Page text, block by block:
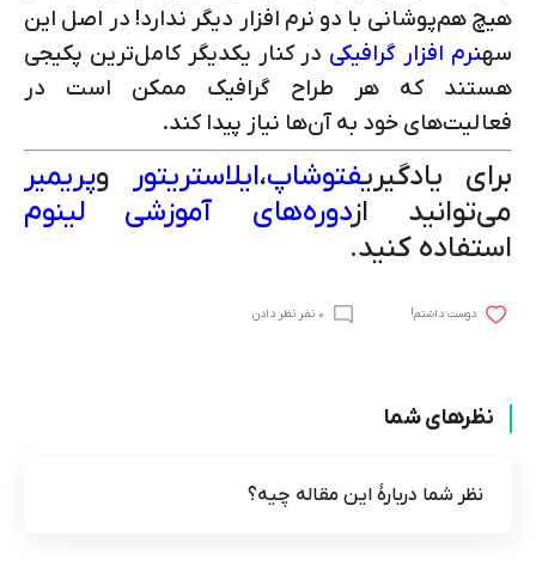
هیچ هم‌پوشانی با دو نرم افزار دیگر ندارد! در اصل این
سهنرم افزار گرافیکی در کنار یکدیگر کامل‌ترین پکیجی
هستند که هر طراح گرافیک ممکن است در
فعالیت‌های خود به آن‌ها نیاز پیدا کند.
برای یادگیریفتوشاپ،ایلاستریتور وپریمیر
می‌توانید ازدوره‌های آموزشی لینوم
استفاده کنید.
!دوست داشتم 0 نفر نظر دادن
نظرهای شما
نظر شما دربارۀ این مقاله چیه؟